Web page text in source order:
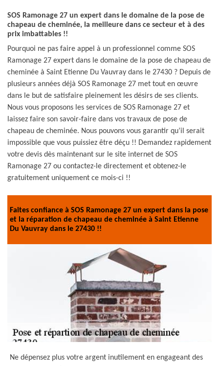
SOS Ramonage 27 un expert dans le domaine de la pose de
chapeau de cheminée, la meilleure dans ce secteur et à des
prix imbattables !!
Pourquoi ne pas faire appel à un professionnel comme SOS
Ramonage 27 expert dans le domaine de la pose de chapeau de
cheminée à Saint Etienne Du Vauvray dans le 27430 ? Depuis de
plusieurs années déjà SOS Ramonage 27 met tout en œuvre
dans le but de satisfaire pleinement les désirs de ses clients.
Nous vous proposons les services de SOS Ramonage 27 et
laissez faire son savoir-faire dans vos travaux de pose de
chapeau de cheminée. Nous pouvons vous garantir qu’il serait
impossible que vous puissiez être déçu !! Demandez rapidement
votre devis dès maintenant sur le site internet de SOS
Ramonage 27 ou contactez-le directement et obtenez-le
gratuitement uniquement ce mois-ci !!
Faites confiance à SOS Ramonage 27 un expert dans la pose
et la réparation de chapeau de cheminée à Saint Etienne
Du Vauvray dans le 27430 !!
Ne dépensez plus votre argent inutilement en engageant des